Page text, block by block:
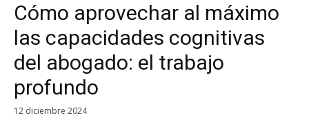
Cómo aprovechar al máximo
las capacidades cognitivas
del abogado: el trabajo
profundo
12 diciembre 2024